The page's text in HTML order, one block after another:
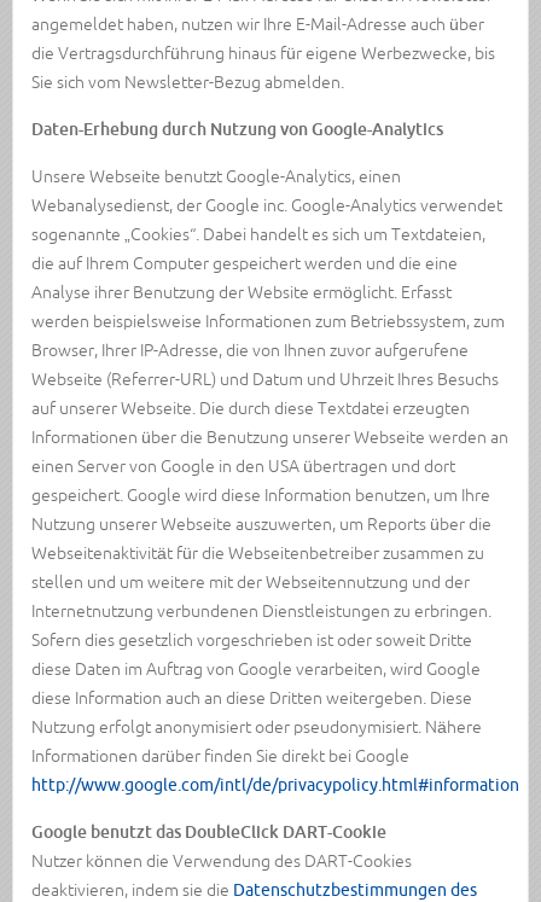
angemeldet haben, nutzen wir Ihre E-Mail-Adresse auch über
die Vertragsdurchführung hinaus für eigene Werbezwecke, bis
Sie sich vom Newsletter-Bezug abmelden.
Daten-Erhebung durch Nutzung von Google-Analytics
Unsere Webseite benutzt Google-Analytics, einen
Webanalysedienst, der Google inc. Google-Analytics verwendet
sogenannte „Cookies“. Dabei handelt es sich um Textdateien,
die auf Ihrem Computer gespeichert werden und die eine
Analyse ihrer Benutzung der Website ermöglicht. Erfasst
werden beispielsweise Informationen zum Betriebssystem, zum
Browser, Ihrer IP-Adresse, die von Ihnen zuvor aufgerufene
Webseite (Referrer-URL) und Datum und Uhrzeit Ihres Besuchs
auf unserer Webseite. Die durch diese Textdatei erzeugten
Informationen über die Benutzung unserer Webseite werden an
einen Server von Google in den USA übertragen und dort
gespeichert. Google wird diese Information benutzen, um Ihre
Nutzung unserer Webseite auszuwerten, um Reports über die
Webseitenaktivität für die Webseitenbetreiber zusammen zu
stellen und um weitere mit der Webseitennutzung und der
Internetnutzung verbundenen Dienstleistungen zu erbringen.
Sofern dies gesetzlich vorgeschrieben ist oder soweit Dritte
diese Daten im Auftrag von Google verarbeiten, wird Google
diese Information auch an diese Dritten weitergeben. Diese
Nutzung erfolgt anonymisiert oder pseudonymisiert. Nähere
Informationen darüber finden Sie direkt bei Google
http://www.google.com/intl/de/privacypolicy.html#information
Google benutzt das DoubleClick DART-Cookie
Nutzer können die Verwendung des DART-Cookies
deaktivieren, indem sie die Datenschutzbestimmungen des